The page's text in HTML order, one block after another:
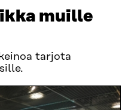
muille
tarjota